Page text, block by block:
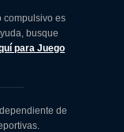
compulsivo es
busque
para Juego
de